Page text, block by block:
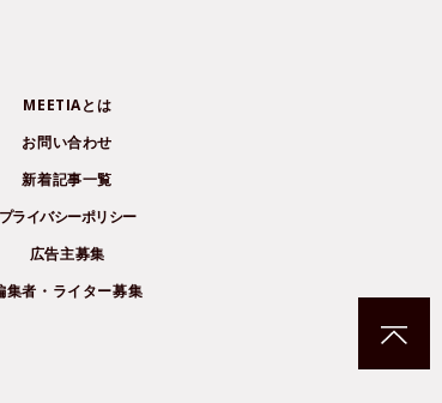
新着記事一覧
プライバシーポリシー
広告主募集
編集者・ライター募集